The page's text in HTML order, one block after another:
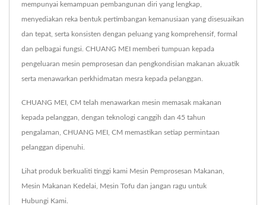
mempunyai kemampuan pembangunan diri yang lengkap,
menyediakan reka bentuk pertimbangan kemanusiaan yang disesuaikan
dan tepat, serta konsisten dengan peluang yang komprehensif, formal
dan pelbagai fungsi. CHUANG MEI memberi tumpuan kepada
pengeluaran mesin pemprosesan dan pengkondisian makanan akuatik
serta menawarkan perkhidmatan mesra kepada pelanggan.
CHUANG MEI, CM telah menawarkan mesin memasak makanan
kepada pelanggan, dengan teknologi canggih dan 45 tahun
pengalaman, CHUANG MEI, CM memastikan setiap permintaan
pelanggan dipenuhi.
Lihat produk berkualiti tinggi kami Mesin Pemprosesan Makanan
Mesin Makanan Kedelai Mesin Tofu dan jangan ragu untuk
Hubungi Kami